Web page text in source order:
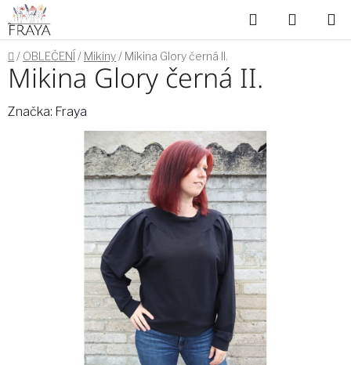
Přejít
na
obsah
Hledat
KOŠÍK
Domů
/ OBLEČENÍ / Mikiny/ Mikina Glory černá II.
Mikina Glory černá II.
Značka: Fraya